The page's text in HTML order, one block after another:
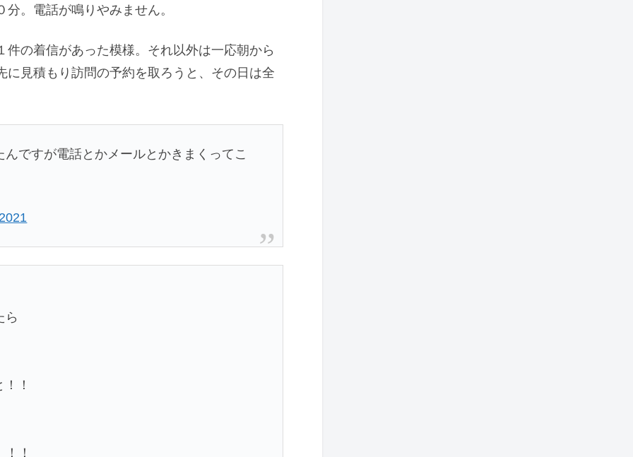
。電話が鳴りやみません。
の着信があった模様。それ以外は一応朝から
に見積もり訪問の予約を取ろうと、その日は全
ですが電話とかメールとかきまくってこ
ら
！
！